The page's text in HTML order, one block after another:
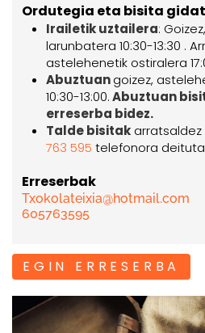
Ordutegia eta bisita
Irailetik uztailera:
larunbatera 10:30-13:30 .
astelehenetik ostiralera
Abuztuangoizez,
10:30-13:00.Abuztuan
erreserba bidez.
Talde bisitak
763 595 telefonora
Erreserbak
Txokolateixia@hotmail.com
605763595
EGIN ERRESERBA